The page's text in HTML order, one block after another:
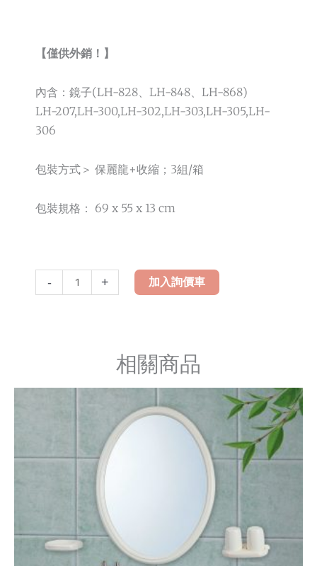
【僅供外銷！】
內含：鏡子(LH-828、LH-848、LH-868)
LH-207,LH-300,LH-302,LH-303,LH-305,LH-
306
包裝方式＞ 保麗龍+收縮；3組/箱
包裝規格： 69 x 55 x 13 cm
-
002
+ 加入詢價車
相關商品